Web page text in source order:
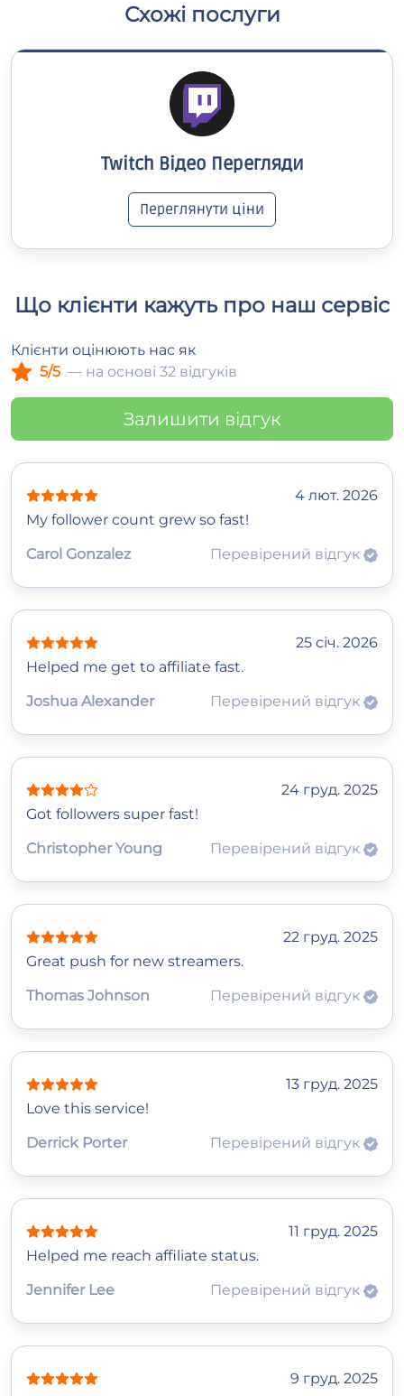
Схожі послуги
Twitch Відео Перегляди
Переглянути ціни
Що клієнти кажуть про наш сервіс
Клієнти оцінюють нас як
5/5 — на основі 32 відгуків
Залишити відгук
4 лют. 2026
My follower count grew so fast!
Carol Gonzalez
Перевірений відгук
25 січ. 2026
Helped me get to affiliate fast.
Joshua Alexander
Перевірений відгук
24 груд. 2025
Got followers super fast!
Christopher Young
Перевірений відгук
22 груд. 2025
Great push for new streamers.
Thomas Johnson
Перевірений відгук
13 груд. 2025
Love this service!
Derrick Porter
Перевірений відгук
11 груд. 2025
Helped me reach affiliate status.
Jennifer Lee
Перевірений відгук
9 груд. 2025